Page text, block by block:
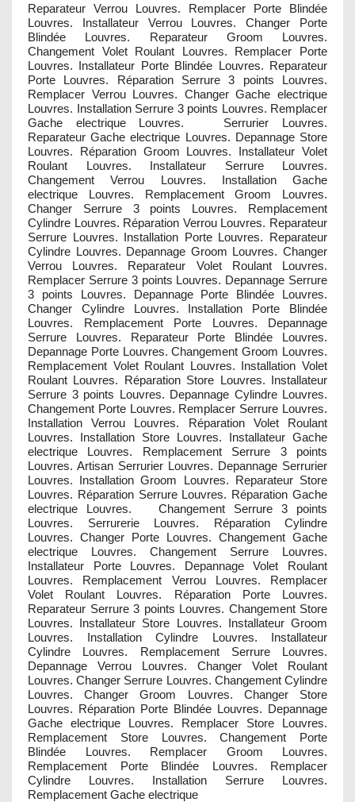
Reparateur Verrou Louvres. Remplacer Porte Blindée
Louvres. Installateur Verrou Louvres. Changer Porte
Blindée Louvres. Reparateur Groom Louvres.
Changement Volet Roulant Louvres. Remplacer Porte
Louvres. Installateur Porte Blindée Louvres. Reparateur
Porte Louvres. Réparation Serrure 3 points Louvres.
Remplacer Verrou Louvres. Changer Gache electrique
Louvres. Installation Serrure 3 points Louvres. Remplacer
Gache electrique Louvres. Serrurier Louvres.
Reparateur Gache electrique Louvres. Depannage Store
Louvres. Réparation Groom Louvres. Installateur Volet
Roulant Louvres. Installateur Serrure Louvres.
Changement Verrou Louvres. Installation Gache
electrique Louvres. Remplacement Groom Louvres.
Changer Serrure 3 points Louvres. Remplacement
Cylindre Louvres. Réparation Verrou Louvres. Reparateur
Serrure Louvres. Installation Porte Louvres. Reparateur
Cylindre Louvres. Depannage Groom Louvres. Changer
Verrou Louvres. Reparateur Volet Roulant Louvres.
Remplacer Serrure 3 points Louvres. Depannage Serrure
3 points Louvres. Depannage Porte Blindée Louvres.
Changer Cylindre Louvres. Installation Porte Blindée
Louvres. Remplacement Porte Louvres. Depannage
Serrure Louvres. Reparateur Porte Blindée Louvres.
Depannage Porte Louvres. Changement Groom Louvres.
Remplacement Volet Roulant Louvres. Installation Volet
Roulant Louvres. Réparation Store Louvres. Installateur
Serrure 3 points Louvres. Depannage Cylindre Louvres.
Changement Porte Louvres. Remplacer Serrure Louvres.
Installation Verrou Louvres. Réparation Volet Roulant
Louvres. Installation Store Louvres. Installateur Gache
electrique Louvres. Remplacement Serrure 3 points
Louvres. Artisan Serrurier Louvres. Depannage Serrurier
Louvres. Installation Groom Louvres. Reparateur Store
Louvres. Réparation Serrure Louvres. Réparation Gache
electrique Louvres. Changement Serrure 3 points
Louvres. Serrurerie Louvres. Réparation Cylindre
Louvres. Changer Porte Louvres. Changement Gache
electrique Louvres. Changement Serrure Louvres.
Installateur Porte Louvres. Depannage Volet Roulant
Louvres. Remplacement Verrou Louvres. Remplacer
Volet Roulant Louvres. Réparation Porte Louvres.
Reparateur Serrure 3 points Louvres. Changement Store
Louvres. Installateur Store Louvres. Installateur Groom
Louvres. Installation Cylindre Louvres. Installateur
Cylindre Louvres. Remplacement Serrure Louvres.
Depannage Verrou Louvres. Changer Volet Roulant
Louvres. Changer Serrure Louvres. Changement Cylindre
Louvres. Changer Groom Louvres. Changer Store
Louvres. Réparation Porte Blindée Louvres. Depannage
Gache electrique Louvres. Remplacer Store Louvres.
Remplacement Store Louvres. Changement Porte
Blindée Louvres. Remplacer Groom Louvres.
Remplacement Porte Blindée Louvres. Remplacer
Cylindre Louvres. Installation Serrure Louvres.
Remplacement Gache electrique